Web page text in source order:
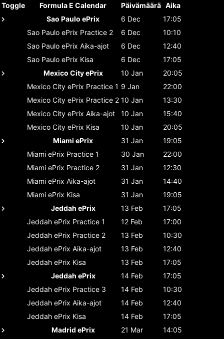
Toggle Formula E Calendar Päivämäärä Aika
Sao Paulo ePrix
6 Dec
17:05
Sao Paulo ePrix Practice 2 6 Dec
10:10
Sao Paulo ePrix Aika-ajot 6 Dec
12:40
Sao Paulo ePrix Kisa 6 Dec
17:05
Mexico City ePrix
10 Jan
20:05
Mexico City ePrix Practice 1 9 Jan
22:00
Mexico City ePrix Practice 2 10 Jan
13:30
Mexico City ePrix Aika-ajot 10 Jan
15:40
Mexico City ePrix Kisa 10 Jan
20:05
Miami ePrix
31 Jan
19:05
Miami ePrix Practice 1 30 Jan
22:00
Miami ePrix Practice 2 31 Jan
12:30
Miami ePrix Aika-ajot 31 Jan
14:40
Miami ePrix Kisa 31 Jan
19:05
Jeddah ePrix
13 Feb
17:05
Jeddah ePrix Practice 1 12 Feb
17:00
Jeddah ePrix Practice 2 13 Feb
10:30
Jeddah ePrix Aika-ajot 13 Feb
12:40
Jeddah ePrix Kisa 13 Feb
17:05
Jeddah ePrix
14 Feb
17:05
Jeddah ePrix Practice 3 14 Feb
10:30
Jeddah ePrix Aika-ajot 14 Feb
12:40
Jeddah ePrix Kisa 14 Feb
17:05
Madrid ePrix
21 Mar
14:05